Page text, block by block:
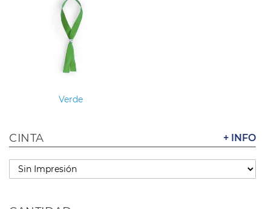
Verde
+ INFO
CINTA